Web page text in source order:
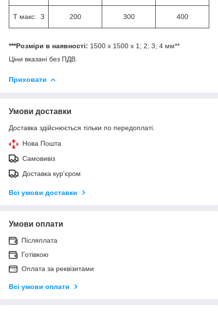
T макс: З 200 300 400
***Розміри в наявності: 1500 x 1500 x 1; 2; 3; 4 мм**
Ціни вказані без ПДВ.
Приховати
Умови доставки
Доставка здійснюється тільки по передоплаті.
Нова Пошта
Самовивіз
Доставка кур'єром
Всі умови доставки
Умови оплати
Післяплата
Готівкою
Оплата за реквізитами
Всі умови оплати